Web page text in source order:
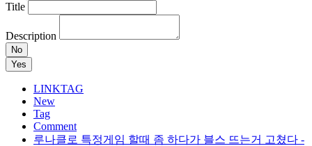
Title
Description
No
Yes
LINKTAG
New
Tag
Comment
루나클로 특정게임 할때 좀 하다가 블스 뜨는거 고쳤다 -